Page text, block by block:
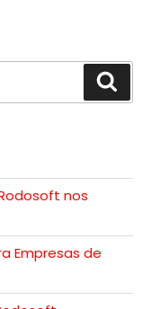
nos
Empresas de